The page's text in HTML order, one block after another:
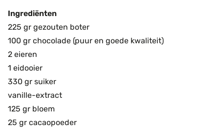
Ingrediënten
225 gr gezouten boter
100 gr chocolade (puur en goede kwaliteit)
2 eieren
1 eidooier
330 gr suiker
vanille-extract
125 gr bloem
25 gr cacaopoeder